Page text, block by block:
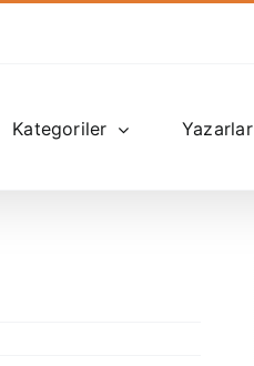
Kategoriler Yazarlar